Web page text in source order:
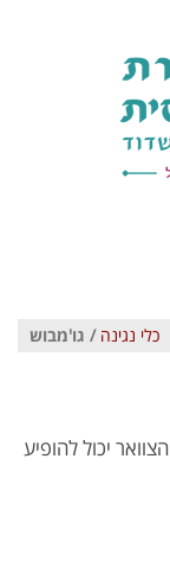
כלי נגינה / גו'מבוש
יכול להופיע